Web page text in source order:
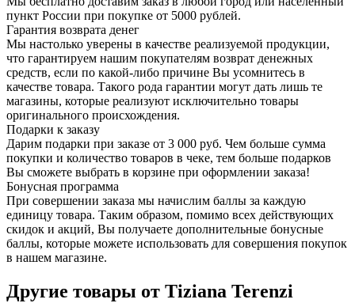
пункт России при покупке от 5000 рублей.
Гарантия возврата денег
Мы настолько уверены в качестве реализуемой продукции,
что гарантируем нашим покупателям возврат денежных
средств, если по какой-либо причине Вы усомнитесь в
качестве товара. Такого рода гарантии могут дать лишь те
магазины, которые реализуют исключительно товары
оригинального происхождения.
Подарки к заказу
Дарим подарки при заказе от 3 000 руб. Чем больше сумма
покупки и количество товаров в чеке, тем больше подарков
Вы сможете выбрать в корзине при оформлении заказа!
Бонусная программа
При совершении заказа мы начислим баллы за каждую
единицу товара. Таким образом, помимо всех действующих
скидок и акций, Вы получаете дополнительные бонусные
баллы, которые можете использовать для совершения покупок
в нашем магазине.
Другие товары от Tiziana Terenzi